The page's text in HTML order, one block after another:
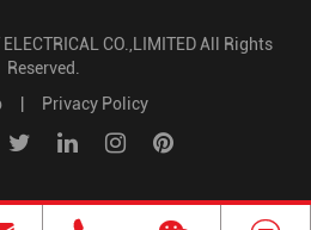
CO.,LIMITEDAll Rights
Reserved.
| Privacy Policy